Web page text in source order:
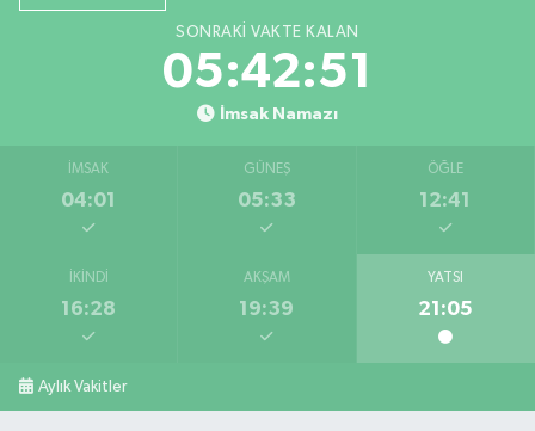
SONRAKI VAKTE KALAN
05:42:50
İmsak Namazı
İMSAK
04:01
GÜNEŞ
05:33
ÖĞLE
12:41
İKINDI
16:28
AKŞAM
19:39
YATSI
21:05
Aylık Vakitler